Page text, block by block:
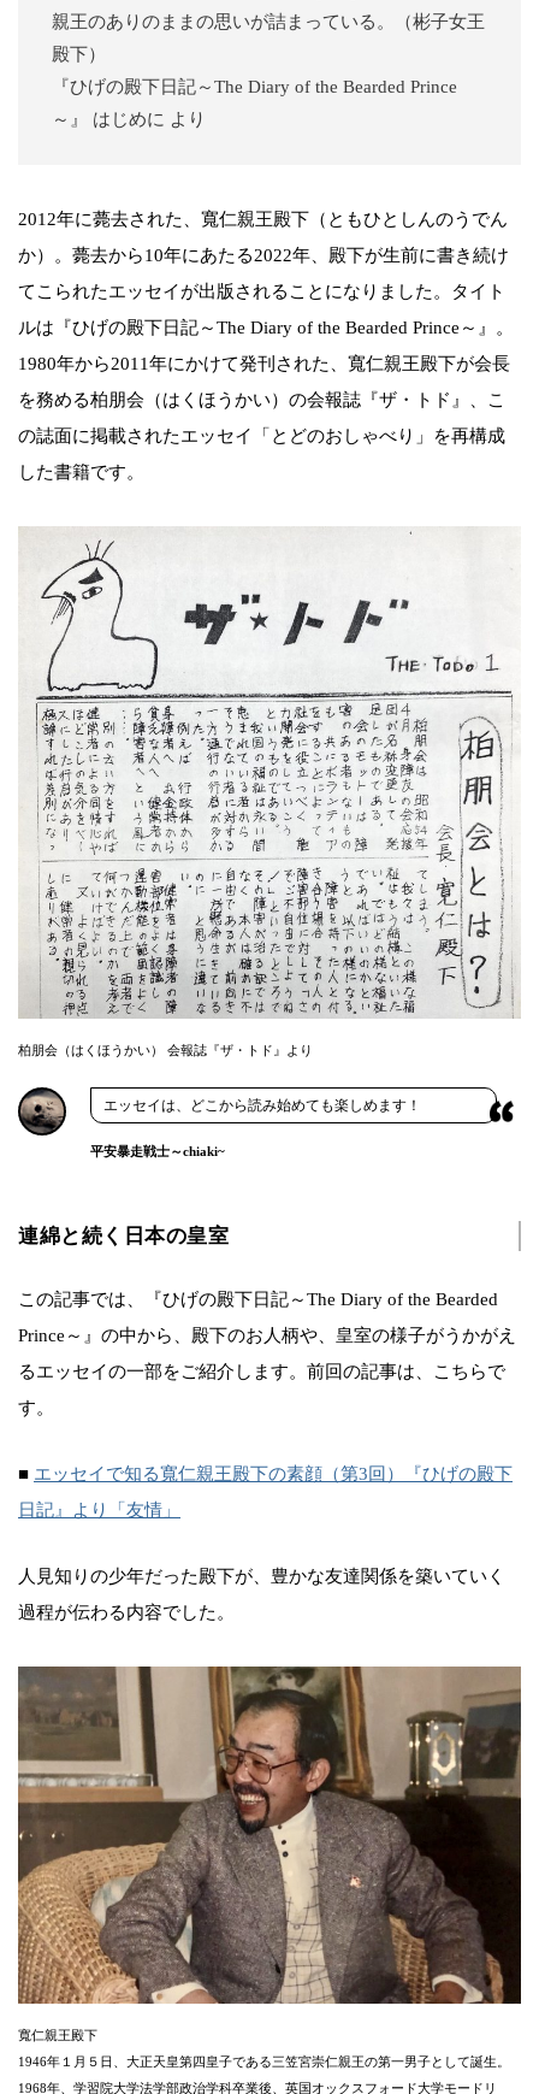
親王のありのままの思いが詰まっている。（彬子女王
殿下）
『ひげの殿下日記～The Diary of the Bearded Prince
～』 はじめに より
2012年に薨去された、寬仁親王殿下（ともひとしんのうでん
か）。薨去から10年にあたる2022年、殿下が生前に書き続け
てこられたエッセイが出版されることになりました。タイト
ルは『ひげの殿下日記～The Diary of the Bearded Prince～』。
1980年から2011年にかけて発刊された、寬仁親王殿下が会長
を務める柏朋会（はくほうかい）の会報誌『ザ・トド』、こ
の誌面に掲載されたエッセイ「とどのおしゃべり」を再構成
した書籍です。
柏朋会（はくほうかい） 会報誌『ザ・トド』より
エッセイは、どこから読み始めても楽しめます！
平安暴走戦士～chiaki~
連綿と続く日本の皇室
この記事では、『ひげの殿下日記～The Diary of the Bearded
Prince～』の中から、殿下のお人柄や、皇室の様子がうかがえ
るエッセイの一部をご紹介します。前回の記事は、こちらで
す。
■ エッセイで知る寬仁親王殿下の素顔（第3回）『ひげの殿下
日記』より「友情」
人見知りの少年だった殿下が、豊かな友達関係を築いていく
過程が伝わる内容でした。
寬仁親王殿下
1946年１月５日、大正天皇第四皇子である三笠宮崇仁親王の第一男子として誕生。
1968年、学習院大学法学部政治学科卒業後、英国オックスフォード大学モードリ